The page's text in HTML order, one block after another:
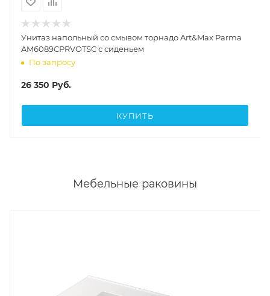
Унитаз напольный со смывом торнадо Art&Max Parma
AM6089CPRVOTSC с сиденьем
По запросу
26 350 Руб.
КУПИТЬ
Мебельные раковины